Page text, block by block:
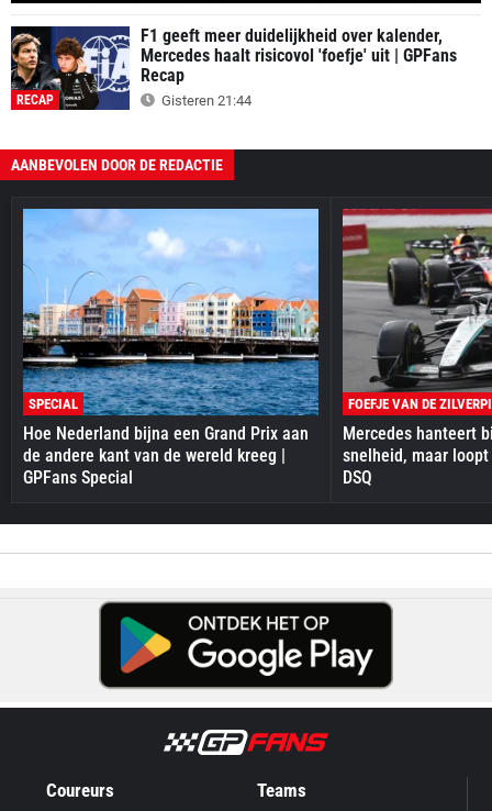
RECAP
F1 geeft meer duidelijkheid over kalender,
Mercedes haalt risicovol 'foefje' uit | GPFans
Recap
Gisteren 21:44
AANBEVOLEN DOOR DE REDACTIE
SPECIAL
Hoe Nederland bijna een Grand Prix aan
de andere kant van de wereld kreeg |
GPFans Special
FOEFJE VAN DE
Mercedes hanteert
snelheid, maar
DSQ
Coureurs Teams